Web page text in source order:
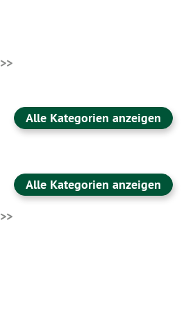
>>
Alle Kategorien anzeigen
Alle Kategorien anzeigen
>>